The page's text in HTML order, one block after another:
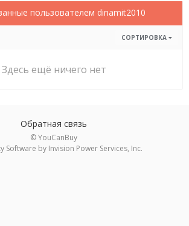
пользователем dinamit2010
СОРТИРОВКА
Здесь ещё ничего нет
Обратная связь
© YouCanBuy
Software by Invision Power Services, Inc.